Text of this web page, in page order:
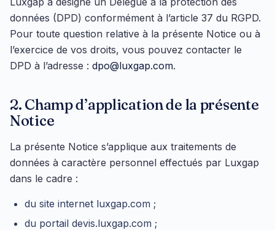
données (DPD) conformément à l’article 37 du RGPD.
Pour toute question relative à la présente Notice ou à
l’exercice de vos droits, vous pouvez contacter le
DPD à l’adresse : dpo@luxgap.com.
2. Champ d’application de la présente
Notice
La présente Notice s’applique aux traitements de
données à caractère personnel effectués par Luxgap
dans le cadre :
du site internet luxgap.com ;
du portail devis.luxgap.com ;